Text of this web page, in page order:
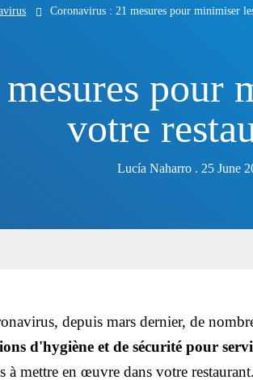
Coronavirus : 21 mesures pour minimiser
pour
votre
Lucía Naharro . 25 June
depuis mars dernier, de
d'hygiène et de sécurité pour
à mettre en œuvre dans votre restaurant.